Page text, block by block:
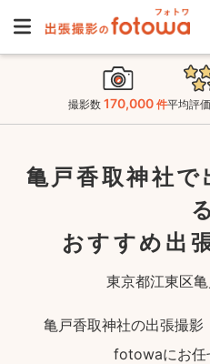
撮影数 170,000 件平均評価
亀戸香取神社で
る
おすすめ出
東京都江東区
亀戸香取神社の出張撮影
fotowaにお任